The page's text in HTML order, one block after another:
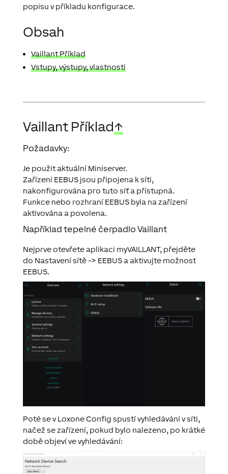
popisu v příkladu konfigurace.
Obsah
Vaillant Příklad
Vstupy, výstupy, vlastnosti
Vaillant Příklad↑
Požadavky:
Je použit aktuální Miniserver.
Zařízení EEBUS jsou připojena k síti,
nakonfigurována pro tuto síť a přístupná.
Funkce nebo rozhraní EEBUS byla na zařízení
aktivována a povolena.
Například tepelné čerpadlo Vaillant
Nejprve otevřete aplikaci myVAILLANT, přejděte
do Nastavení sítě -> EEBUS a aktivujte možnost
EEBUS.
Poté se v Loxone Config spustí vyhledávání v síti,
načež se zařízení, pokud bylo nalezeno, po krátké
době objeví ve vyhledávání: